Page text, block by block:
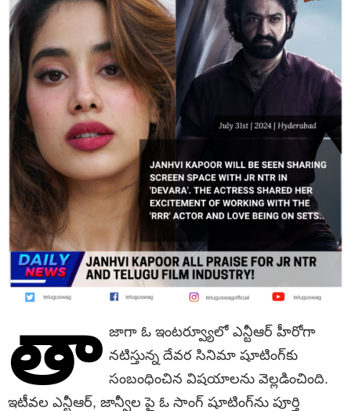
తా జాగా ఓ ఇంట‌ర్వ్యూలో ఎన్టీఆర్ హీరోగా
న‌టిస్తున్న దేవ‌ర సినిమా షూటింగ్‌కు
సంబంధించిన విష‌యాల‌ను వెల్ల‌డించింది.
ఇటీవ‌ల ఎన్టీఆర్‌, జాన్వీల పై ఓ సాంగ్ షూటింగ్‌ను పూర్తి